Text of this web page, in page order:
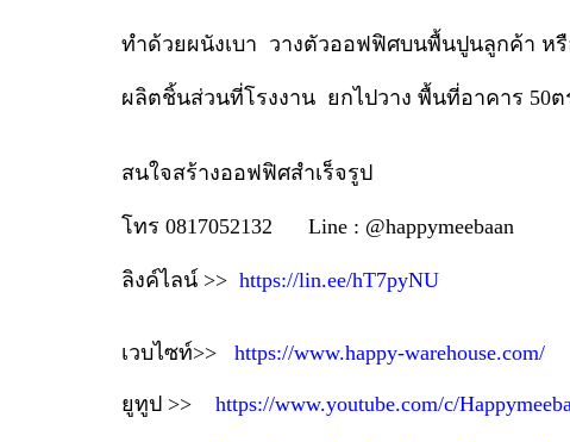
ทำด้วยผนังเบา วางตัวออฟฟิศบนพื้นปูนลูกค้า ห
ผลิตชิ้นส่วนที่โรงงาน ยกไปวาง พื้นที่อาคาร 50
สนใจสร้างออฟฟิศสำเร็จรูป
โทร 0817052132 Line : @happymeebaan
ลิงค์ไลน์ >> https://lin.ee/hT7pyNU
เวบไซท์>> https://www.happy-warehouse.com/
ยูทูป >> https://www.youtube.com/c/